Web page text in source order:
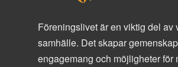
Föreningslivet är en viktig del av
samhälle. Det skapar
engagemang och möjligheter för